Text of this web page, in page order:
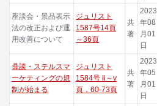
座談会・景品表示
法の改正および運
用改善について
ジュリスト
1587号14頁
～36頁
共
著
2023
年08
月01
日
鼎談・ステルスマ
ーケティングの規
制が始まる
ジュリスト
1584号 ii～v
頁，60-73頁
共
著
2023
年05
月01
日